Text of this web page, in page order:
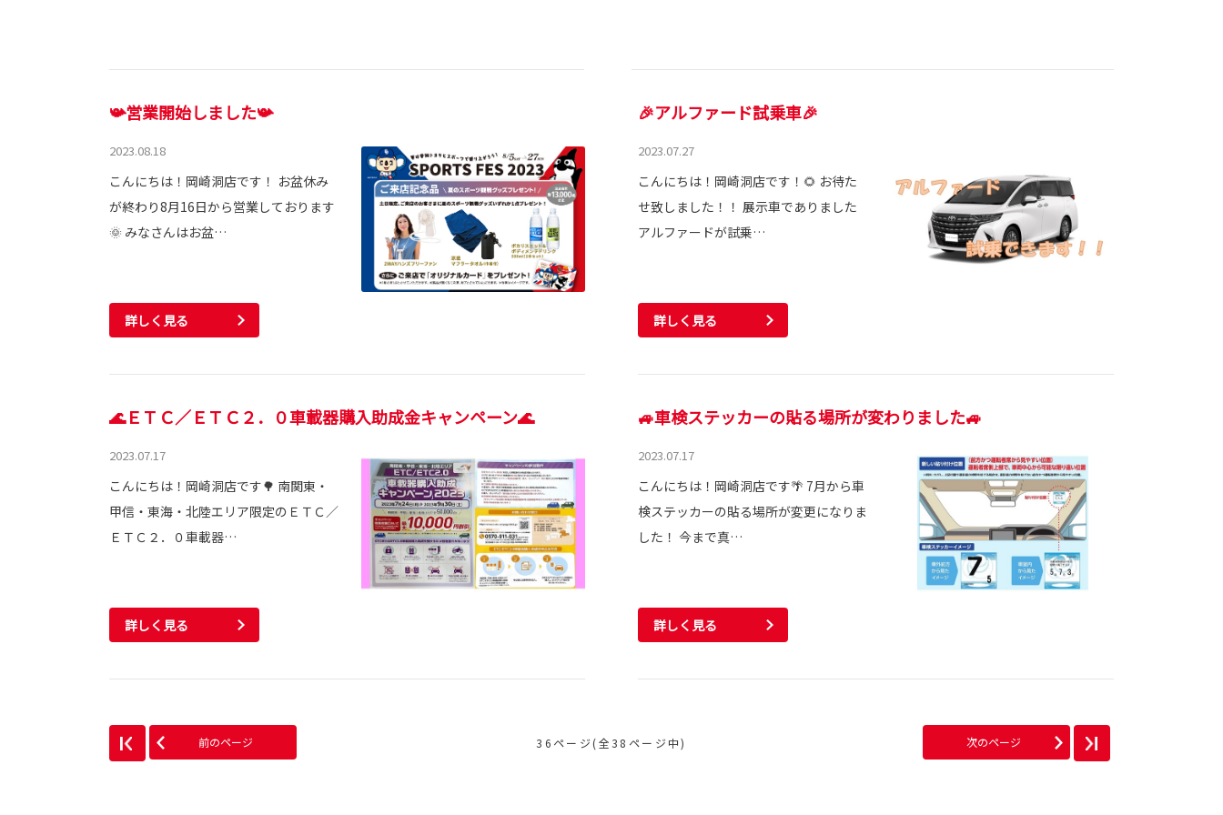
📯営業開始しました📯
2023.08.18
こんにちは！岡崎洞店です！ お盆休み
が終わり8月16日から営業しております
🌞 みなさんはお盆…
詳しく見る
🎉アルファード試乗車🎉
2023.07.27
こんにちは！岡崎洞店です！🌻 お待た
せ致しました！！ 展示車でありました
アルファードが試乗…
詳しく見る
🌊ＥＴＣ／ＥＴＣ２．０車載器購入助成金キャンペーン🌊
2023.07.17
こんにちは！岡崎洞店です🌳 南関東・
甲信・東海・北陸エリア限定のＥＴＣ／
ＥＴＣ２．０車載器…
詳しく見る
🚙車検ステッカーの貼る場所が変わりました🚙
2023.07.17
こんにちは！岡崎洞店です🌴 7月から車
検ステッカーの貼る場所が変更になりま
した！ 今まで真…
詳しく見る
前のページ 36ページ(全38ページ中) 次のページ